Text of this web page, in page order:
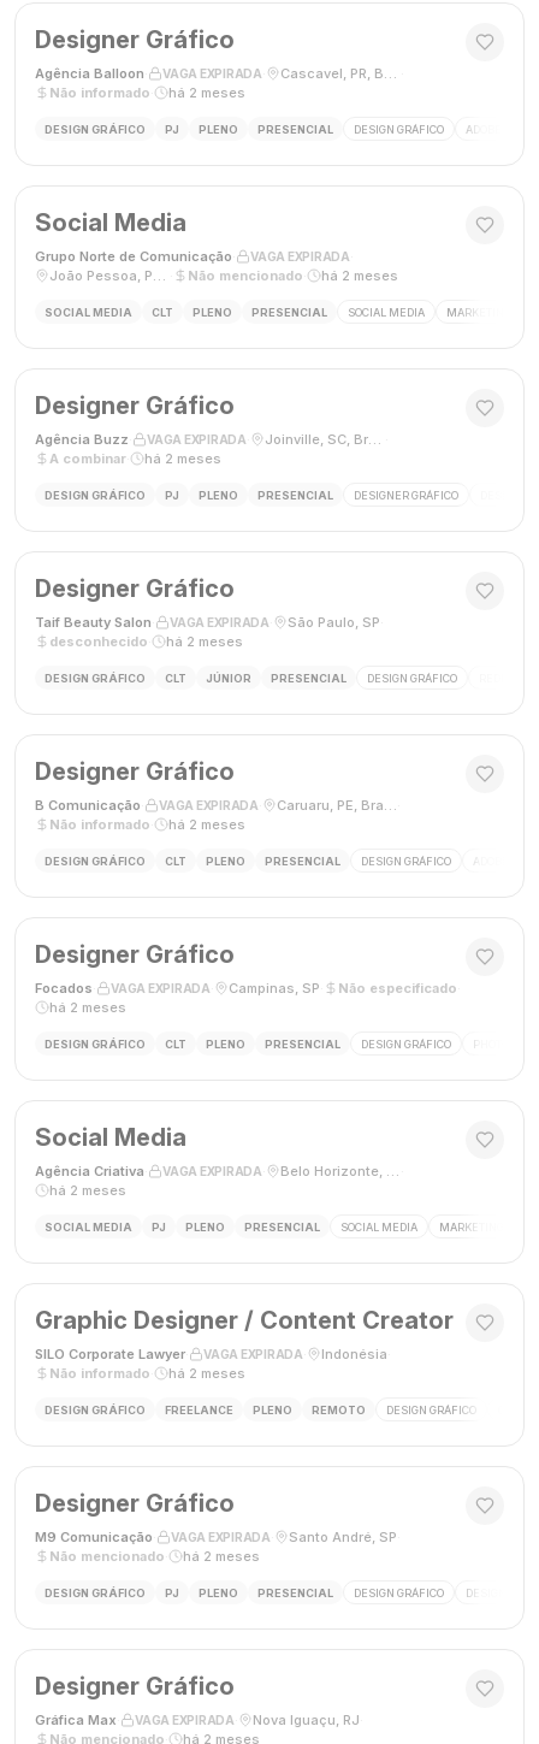
Designer Gráfico
Agência Balloon VAGA EXPIRADA Cascavel, PR, Brasil
Não informado
há 2 meses
DESIGN GRÁFICO PJ PLENO PRESENCIAL DESIGN GRÁFICO ADOBE
Social Media
Grupo Norte de Comunicação VAGA EXPIRADA
João Pessoa, Paraíba, Brasil
Não mencionado há 2 meses
SOCIAL MEDIA CLT PLENO PRESENCIAL SOCIAL MEDIA MARKETING
Designer Gráfico
Agência Buzz VAGA EXPIRADA Joinville, SC, Brasil
A combinar
há 2 meses
DESIGN GRÁFICO PJ PLENO PRESENCIAL DESIGNER GRÁFICO
Designer Gráfico
Taif Beauty Salon VAGA EXPIRADA São Paulo, SP
desconhecido
há 2 meses
DESIGN GRÁFICO CLT JÚNIOR PRESENCIAL DESIGN GRÁFICO
Designer Gráfico
B Comunicação VAGA EXPIRADA Caruaru, PE, Brasil
Não informado
há 2 meses
DESIGN GRÁFICO CLT PLENO PRESENCIAL DESIGN GRÁFICO ADOBE
Designer Gráfico
Focados VAGA EXPIRADA Campinas, SP Não especificado
há 2 meses
DESIGN GRÁFICO CLT PLENO PRESENCIAL DESIGN GRÁFICO PHOTOSHOP
Social Media
Agência Criativa VAGA EXPIRADA Belo Horizonte, Brasil
há 2 meses
SOCIAL MEDIA PJ PLENO PRESENCIAL SOCIAL MEDIA MARKETING
Graphic Designer / Content Creator
SILO Corporate Lawyer VAGA EXPIRADA Indonésia
Não informado
há 2 meses
DESIGN GRÁFICO FREELANCE PLENO REMOTO DESIGN GRÁFICO
Designer Gráfico
M9 Comunicação VAGA EXPIRADA Santo André, SP
Não mencionado
há 2 meses
DESIGN GRÁFICO PJ PLENO PRESENCIAL DESIGN GRÁFICO DESIGNER
Designer Gráfico
Gráfica Max VAGA EXPIRADA Nova Iguaçu, RJ
Não mencionado
há 2 meses